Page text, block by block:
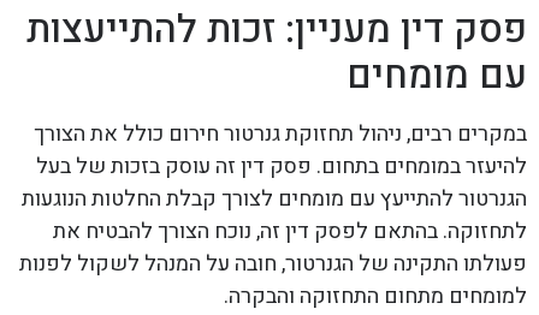
פסק דין מעניין: זכות להתייעצות
עם מומחים
במקרים רבים, ניהול תחזוקת גנרטור חירום כולל את הצורך
להיעזר במומחים בתחום. פסק דין זה עוסק בזכות של בעל
הגנרטור להתייעץ עם מומחים לצורך קבלת החלטות הנוגעות
לתחזוקה. בהתאם לפסק דין זה, נוכח הצורך להבטיח את
פעולתו התקינה של הגנרטור, חובה על המנהל לשקול לפנות
למומחים מתחום התחזוקה והבקרה.